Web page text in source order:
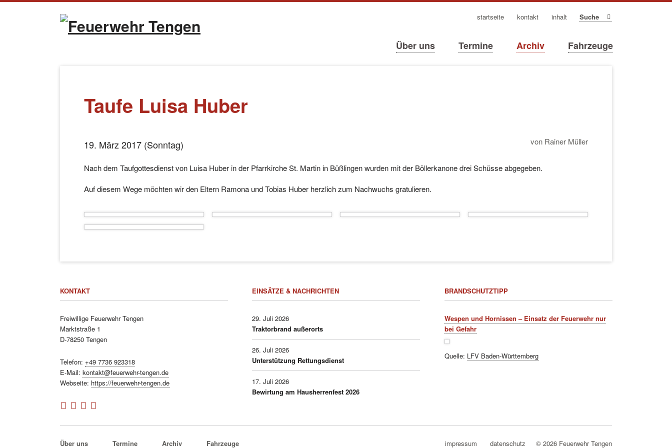
Navigation
überspringen
Über uns Termine Archiv Fahrzeuge
überspringen
navigation
startseite kontakt inhalt
Taufe Luisa Huber
19. März 2017 (Sonntag) von Rainer Müller
Nach dem Taufgottesdienst von Luisa Huber in der Pfarrkirche St. Martin in Büßlingen wurden mit der Böllerkanone drei Schüsse abgegeben.
Auf diesem Wege möchten wir den Eltern Ramona und Tobias Huber herzlich zum Nachwuchs gratulieren.
KONTAKT
Freiwillige Feuerwehr Tengen
Marktstraße 1
D-78250 Tengen
Telefon: +49 7736 923318
E-Mail: kontakt@feuerwehr-tengen.de
Webseite: https://feuerwehr-tengen.de
EINSÄTZE & NACHRICHTEN
29. Juli 2026
Traktorbrand außerorts
26. Juli 2026
Unterstützung Rettungsdienst
17. Juli 2026
Bewirtung am Hausherrenfest 2026
BRANDSCHUTZTIPP
Wespen und Hornissen – Einsatz der Feuerwehr nur
bei Gefahr
Quelle: LFV Baden-Württemberg
Navigation
Über uns Termine Archiv Fahrzeuge © 2026 Feuerwehr Tengen
navigation
impressum datenschutz